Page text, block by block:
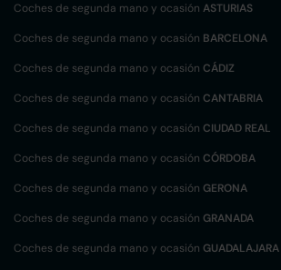
Coches de segunda mano y ocasión ASTURIAS
Coches de segunda mano y ocasión BARCELONA
Coches de segunda mano y ocasión CÁDIZ
Coches de segunda mano y ocasión CANTABRIA
Coches de segunda mano y ocasión CIUDAD REAL
Coches de segunda mano y ocasión CÓRDOBA
Coches de segunda mano y ocasión GERONA
Coches de segunda mano y ocasión GRANADA
Coches de segunda mano y ocasión GUADALAJARA